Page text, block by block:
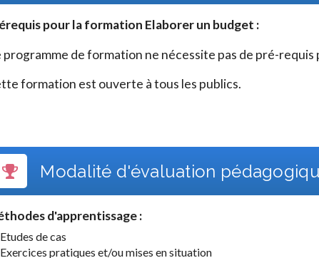
pour la formation Elaborer un budget :
programme de formation ne nécessite pas de pré-requis
formation est ouverte à tous les publics.
Modalité d'évaluation
d'apprentissage :
Etudes de cas
Exercices pratiques et/ou mises en situation